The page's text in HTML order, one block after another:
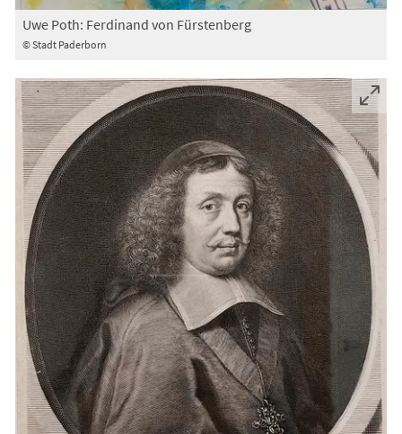
© Stadt Paderborn
Uwe Poth: Ferdinand von Fürstenberg